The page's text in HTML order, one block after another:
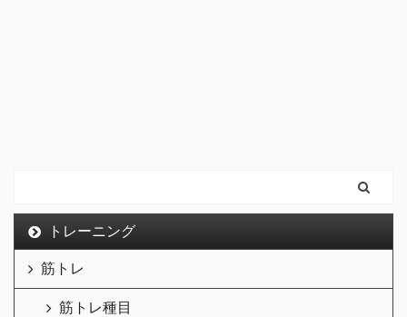
トレーニング
筋トレ
筋トレ種目